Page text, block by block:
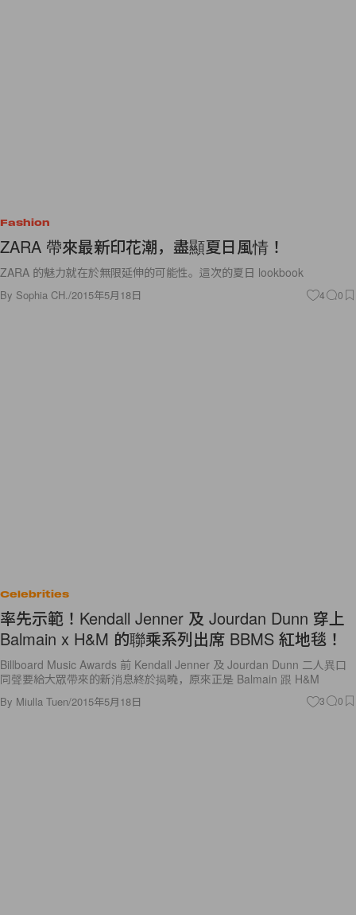
Fashion
ZARA 帶來最新印花潮，盡顯夏日風情！
ZARA 的魅力就在於無限延伸的可能性。這次的夏日 lookbook
By Sophia CH./2015年5月18日 4 0
率先示範！Kendall Jenner 及 Jourdan Dunn 穿上
Balmain x H&M 的聯乘系列出席 BBMS 紅地毯！
Billboard Music Awards 前 Kendall Jenner 及 Jourdan Dunn 二人異口
ByMiulla Tuen/2015年5月18日